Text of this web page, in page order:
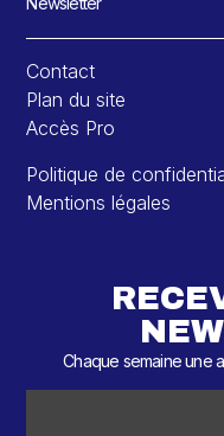
Contact
Plan du site
Accès Pro
Politique de
Mentions légales
Chaque semaine une